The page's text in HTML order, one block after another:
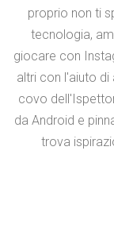
proprio non ti
tecnologia,
giocare con
altri con l'aiuto di
covo
da Android e
trova